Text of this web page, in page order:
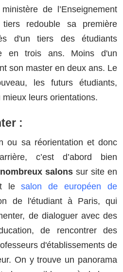
de l’Enseignement
tiers redouble sa première
d'un tiers des étudiants
en trois ans. Moins d'un
son master en deux ans. Le
les futurs étudiants,
leurs orientations.
:
ou sa réorientation et donc
c’est d’abord bien
nombreux salons sur site en
lesalon de européen de
de l'étudiant à Paris, qui
de dialoguer avec des
de rencontrer des
d'établissements de
On y trouve un panorama